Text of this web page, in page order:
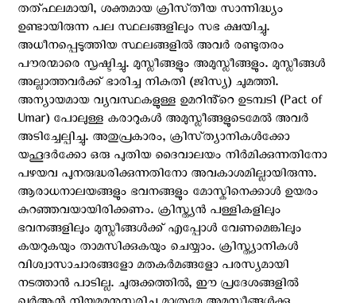
തത്‌ഫലമായി, ശക്തമായ ക്രിസ്‌തീയ സാന്നിദ്ധ്യം
ഉണ്ടായിരുന്ന പല സ്ഥലങ്ങളിലും സഭ ക്ഷയിച്ചു.
അധീനപ്പെടുത്തിയ സ്ഥലങ്ങളിൽ അവർ രണ്ടുതരം
പൗരന്മാരെ സൃഷ്ടിച്ചു. മുസ്ലീങ്ങളും അമുസ്ലീങ്ങളും. മുസ്ലീങ്ങൾ
അല്ലാത്തവർക്ക് ഭാരിച്ച നികുതി (ജിസ്യ) ചുമത്തി.
അന്യായമായ വ്യവസ്ഥകളുള്ള ഉമറിൻ്റെ ഉടമ്പടി (Pact of
Umar) പോലുള്ള കരാറുകൾ അമുസ്ലീങ്ങളുടെമേൽ അവർ
അടിച്ചേല്പിച്ചു. അതുപ്രകാരം, ക്രിസ്‌ത്യാനികൾക്കോ
യഹൂദർക്കോ ഒരു പുതിയ ദൈവാലയം നിർമിക്കുന്നതിനോ
പഴയവ പുനരുദ്ധരിക്കുന്നതിനോ അവകാശമില്ലായിരുന്നു.
ആരാധനാലയങ്ങളും ഭവനങ്ങളും മോസ്കിനെക്കാൾ ഉയരം
കുറഞ്ഞവയായിരിക്കണം. ക്രിസ്ത്യന്‍ പള്ളികളിലും
ഭവനങ്ങളിലും മുസ്ലീങ്ങൾക്ക് എപ്പോൾ വേണമെങ്കിലും
കയറുകയും താമസിക്കുകയും ചെയ്യാം. ക്രിസ്ത്യാനികൾ
വിശ്വാസാചാരങ്ങളോ മതകർമങ്ങളോ പരസ്യമായി
നടത്താൻ പാടില്ല. ചുരുക്കത്തിൽ, ഈ പ്രദേശങ്ങളിൽ